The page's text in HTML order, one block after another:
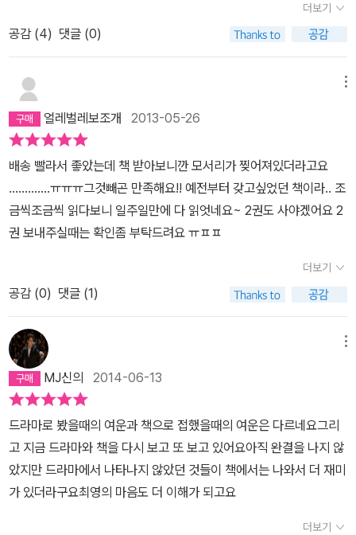
권을 드디어 읽었다. 토요일 오후에 거의 단숨에 봐버렸는데 책 자체
는 두께가 있는 편이지만 종이가 얇지 않은 편이라 그런지 전체적인
쪽수는 300쪽이 훨씬 되지 않는다. 즉 분량은 그리 많지 않다...생각
하면 될듯. 일단 표지는 이미 아시다시피 최영의 전신 옆모습을 그림
자로 표현해낸 것이며 이것이 정말 분위기 있는지라 소설에 대한 기
대가 더 크지 않았나 싶다. 개인적으로는 드라마 사진이 나오지 않을
까 했지만 이게 더 나았던듯 싶고.조금 아쉬운 것은 내지에 임자 커플
이나 다른 출연진 사진이 들어있지 않을까 했는데,그리고 인쇄본 사
인이라도(공주의 남자는 대형 포스터에 출연진 4인의 인쇄본 사인까
지 들어있어서 부록이 정말 충실했다). 대신 뒷표지에나마 이민호와
윤균상 및 김미경님의 추천사가 들어있어 그것으로 아쉬움을 달랠수
는 있었다. 기왕이면 김희선씨와 류덕환&박세영씨까지 추천사를 넣
어줬다면 하는 생각은 있다. 혹시 2권에라도??이미 다들 아시는대로
다들 아시는 바일테니 그것은 생략하기로 하고. 소설을 읽으며 가장
마음에 들었던 것은 등장 인물들의 마음이나 그때그때의 심리가 드라
마보다 더 잘 나와있다는 점이다. 그때 최영의 마음이 어땠는가? 공
민왕의 속은 어땠는가? 은수는 또 어땠는가? 하는 것들이 말이다. 특
히 최영의 잠은 단순한 잠이 아니라 세상에 대한 생각과 마음을 닫아
버리는 일종의 개인적인 의식...이었음을 알고 더 마음이 짠해왔으니
까. 또한 은수도 왠지 드라마보다는 더 생각이 깊게-조금 더 차분하게
나오는듯 한데 그것이 마음에 든다.사소한 것으로는 우달치 조연 대
리 짓지 않았을까 문득 생각해본다...赤도 朱紅도 비슷한 색이니까.
더보기
공감 (4) 댓글 (0)
얼레벌레보조개 2013-05-26
배송 빨라서 좋았는데 책 받아보니깐 모서리가 찢어져있더라고요
.............ㅠㅠㅠ그것빼곤 만족해요!! 예전부터 갖고싶었던 책이라.. 조
금씩조금씩 읽다보니 일주일만에 다 읽엇네요~ 2권도 사야겠어요 2
권 보내주실때는 확인좀 부탁드려요 ㅠㅍㅍ
더보기
공감 (0) 댓글 (1)
MJ신의 2014-06-13
드라마로 봤을때의 여운과 책으로 접했을때의 여운은 다르네요그리
고 지금 드라마와 책을 다시 보고 또 보고 있어요아직 완결을 나지 않
았지만 드라마에서 나타나지 않았던 것들이 책에서는 나와서 더 재미
가 있더라구요최영의 마음도 더 이해가 되고요
더보기